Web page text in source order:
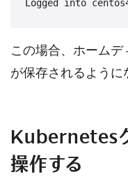
この場合、ホーム
が保存されるように
Kubernetes
操作する